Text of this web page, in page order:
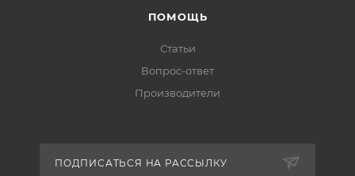
ПОМОЩЬ
Статьи
Вопрос-ответ
Производители
ПОДПИСАТЬСЯ НА РАССЫЛКУ